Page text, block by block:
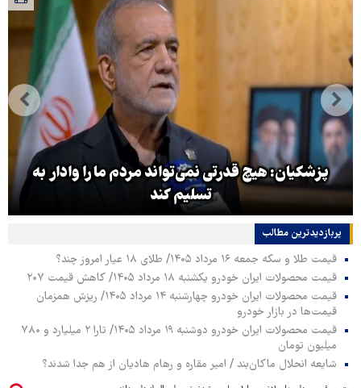
پزشکیان: هیچ قدرتی نمی‌تواند مردم ما را وادار به
تسلیم کند
پربازدیدترین‌ مطالب
قیمت طلا و سکه جمعه ۱۶ مرداد ۱۴۰۵/ طلای ۱۸ عیار امروز چند؟
قیمت محصولات ایران خودرو یکشنبه ۱۸ مرداد ۱۴۰۵/ کاهش قیمت ۲۰۷
قیمت محصولات ایران خودرو چهارشنبه ۱۴ مرداد ۱۴۰۵/ ریزش همزمان
قیمت‌ها در بازار خودرو
قیمت محصولات ایران خودرو دوشنبه ۱۹ مرداد ۱۴۰۵/ تارا ۲ میلیارد و ۷۸۰
میلیون تومان
شایعه انحلال ماکان‌بند / امیر مقاره و رهام هادیان از هم جدا شدند؟